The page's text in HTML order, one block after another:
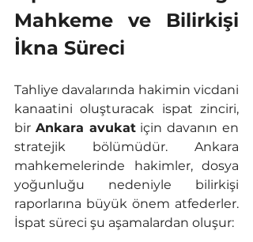
Mahkeme ve Bilirkişi
İkna Süreci
Tahliye davalarında hakimin vicdani
kanaatini oluşturacak ispat zinciri,
bir Ankara avukat için davanın en
stratejik bölümüdür. Ankara
mahkemelerinde hakimler, dosya
yoğunluğu nedeniyle bilirkişi
raporlarına büyük önem atfederler.
İspat süreci şu aşamalardan oluşur: